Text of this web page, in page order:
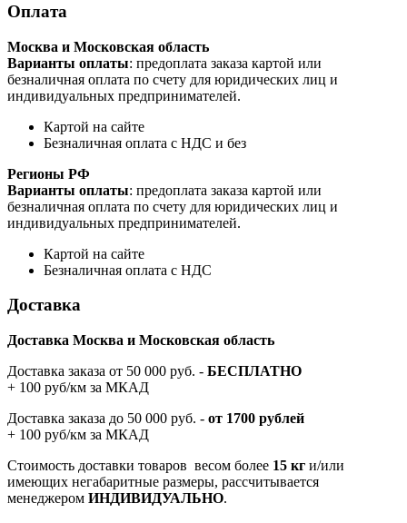
Оплата
Москва и Московская область
Варианты оплаты: предоплата заказа картой или
безналичная оплата по счету для юридических лиц и
индивидуальных предпринимателей.
Картой на сайте
Безналичная оплата с НДС и без
Регионы РФ
Варианты оплаты: предоплата заказа картой или
безналичная оплата по счету для юридических лиц и
индивидуальных предпринимателей.
Картой на сайте
Безналичная оплата с НДС
Доставка
Доставка Москва и Московская область
Доставка заказа от 50 000 руб. - БЕСПЛАТНО
+ 100 руб/км за МКАД
Доставка заказа до 50 000 руб. - от 1700 рублей
+ 100 руб/км за МКАД
Стоимость доставки товаров весом более 15 кг и/или
имеющих негабаритные размеры, рассчитывается
менеджером ИНДИВИДУАЛЬНО.